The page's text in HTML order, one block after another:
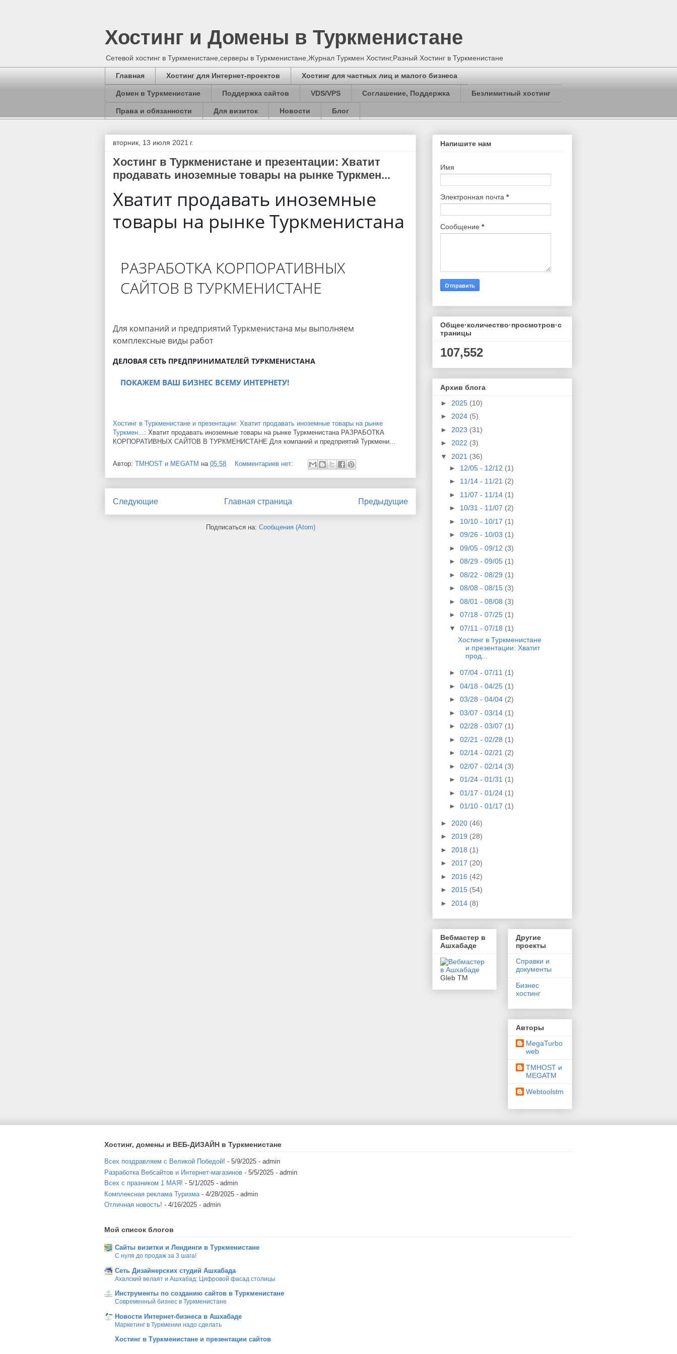
Хостинг и Домены в Туркменистане
Сетевой хостинг в Туркменистане,серверы в Туркменистане,Журнал Туркмен Хостинг,Разный Хостинг в Туркменистане
Главная Хостинг для Интернет-проектов Хостинг для частных лиц и малого бизнеса
Домен в Туркменистане Поддержка сайтов VDS/VPS Соглашение, Поддержка Безлимитный хостинг
Права и обязанности Для визиток Новости Блог
вторник, 13 июля 2021 г.
Хостинг в Туркменистане и презентации: Хватит
продавать иноземные товары на рынке Туркмен...
Хватит продавать иноземные
товары на рынке Туркменистана
РАЗРАБОТКА КОРПОРАТИВНЫХ
САЙТОВ В ТУРКМЕНИСТАНЕ
Для компаний и предприятий Туркменистана мы выполняем
комплексные виды работ
ДЕЛОВАЯ СЕТЬ ПРЕДПРИНИМАТЕЛЕЙ ТУРКМЕНИСТАНА
ПОКАЖЕМ ВАШ БИЗНЕС ВСЕМУ ИНТЕРНЕТУ!
Хостинг в Туркменистане и презентации: Хватит продавать иноземные товары на рынке
Туркмен...: Хватит продавать иноземные товары на рынке Туркменистана РАЗРАБОТКА
КОРПОРАТИВНЫХ САЙТОВ В ТУРКМЕНИСТАНЕ Для компаний и предприятий Туркмени...
Автор: TMHOST и MEGATM на 05:58 Комментариев нет:
Следующие Предыдущие
Главная страница
Подписаться на: Сообщения (Atom)
Напишите нам
Имя
Электронная почта *
Сообщение *
Общее·количество·просмотров·с
траницы
107,552
Архив блога
► 2025 (10)
► 2024 (5)
► 2023 (31)
► 2022 (3)
▼ 2021 (36)
► 12/05 - 12/12 (1)
► 11/14 - 11/21 (2)
► 11/07 - 11/14 (1)
► 10/31 - 11/07 (2)
► 10/10 - 10/17 (1)
► 09/26 - 10/03 (1)
► 09/05 - 09/12 (3)
► 08/29 - 09/05 (1)
► 08/22 - 08/29 (1)
► 08/08 - 08/15 (3)
► 08/01 - 08/08 (3)
► 07/18 - 07/25 (1)
▼ 07/11 - 07/18 (1)
Хостинг в Туркменистане
и презентации: Хватит
прод...
► 07/04 - 07/11 (1)
► 04/18 - 04/25 (1)
► 03/28 - 04/04 (2)
► 03/07 - 03/14 (1)
► 02/28 - 03/07 (1)
► 02/21 - 02/28 (1)
► 02/14 - 02/21 (2)
► 02/07 - 02/14 (3)
► 01/24 - 01/31 (1)
► 01/17 - 01/24 (1)
► 01/10 - 01/17 (1)
► 2020 (46)
► 2019 (28)
► 2018 (1)
► 2017 (20)
► 2016 (42)
► 2015 (54)
► 2014 (8)
Вебмастер в
Ашхабаде
Gleb TM
Другие
проекты
Справки и
документы
Бизнес
хостинг
Авторы
MegaTurbo
web
TMHOST и
MEGATM
Webtoolstm
Хостинг, домены и ВЕБ-ДИЗАЙН в Туркменистане
Всех поздравляем с Великой Победой! - 5/9/2025 - admin
Разработка Вебсайтов и Интернет-магазинов - 5/5/2025 - admin
Всех с празником 1 МАЯ! - 5/1/2025 - admin
Комплексная реклама Туризма - 4/28/2025 - admin
Отличная новость! - 4/16/2025 - admin
Мой список блогов
Сайты визитки и Лендинги в Туркменистане
С нуля до продаж за 3 шага!
Сеть Дизайнерских студий Ашхабада
Ахалский велаят и Ашхабад: Цифровой фасад столицы
Инструменты по созданию сайтов в Туркменистане
Современный бизнес в Туркменистане
Новости Интернет-бизнеса в Ашхабаде
Маркетинг в Туркмении надо сделать
Хостинг в Туркменистане и презентации сайтов